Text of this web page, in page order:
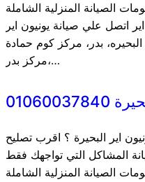
الصيانة المنزلية الشاملة
اتصل علي صيانة يونيون اير
بدر، مركز كوم حمادة
مركز بدر،…
اير البحيرة ؟ اقرب تصليح
المشاكل التي تواجهك فقط
الصيانة المنزلية الشاملة